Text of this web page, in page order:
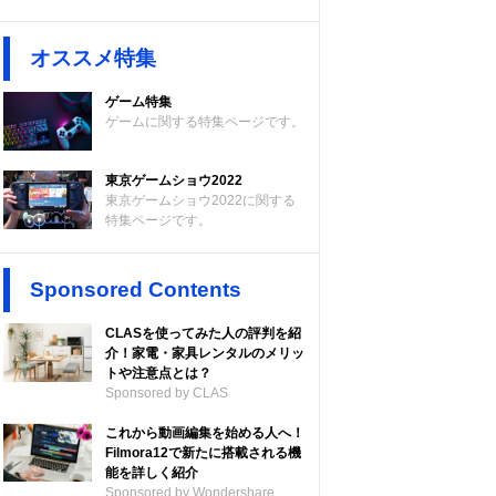
オススメ特集
ゲーム特集
ゲームに関する特集ページです。
東京ゲームショウ2022
東京ゲームショウ2022に関する
特集ページです。
Sponsored Contents
CLASを使ってみた人の評判を紹
介！家電・家具レンタルのメリッ
トや注意点とは？
Sponsored by CLAS
これから動画編集を始める人へ！
Filmora12で新たに搭載される機
能を詳しく紹介